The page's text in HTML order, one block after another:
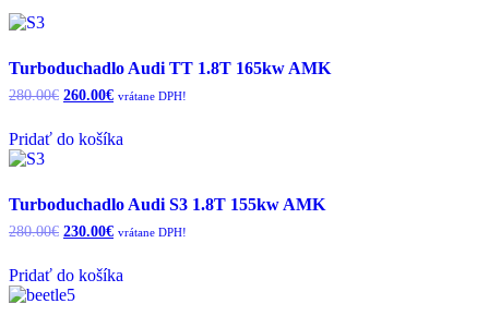
Turboduchadlo Audi TT 1.8T 165kw AMK
280.00€ Original
280.00€.
260.00€Current
260.00€.
vrátane DPH!
Pridať do košíka
Turboduchadlo Audi S3 1.8T 155kw AMK
280.00€ Original
280.00€.
230.00€Current
230.00€.
vrátane DPH!
Pridať do košíka